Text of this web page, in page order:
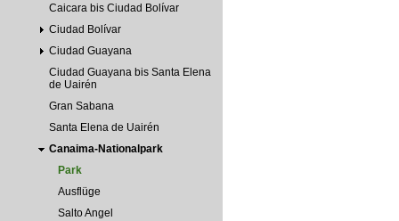
Caicara bis Ciudad Bolívar
Ciudad Bolívar
Ciudad Guayana
Ciudad Guayana bis Santa Elena
de Uairén
Gran Sabana
Santa Elena de Uairén
Canaima-Nationalpark
Park
Ausflüge
Salto Angel